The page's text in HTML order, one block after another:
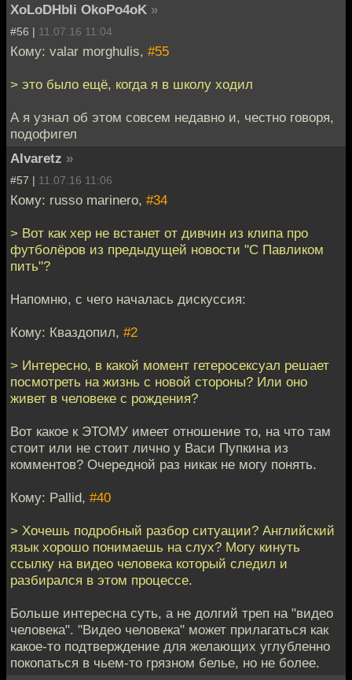
XoLoDHbIi OkoPo4oK »
#56 | 11.07.16 11:04
Кому: valar morghulis, #55
> это было ещё, когда я в школу ходил
А я узнал об этом совсем недавно и, честно говоря,
подофигел
Alvaretz »
#57 | 11.07.16 11:06
Кому: russo marinero, #34
> Вот как хер не встанет от дивчин из клипа про
футболёров из предыдущей новости "С Павликом
пить"?
Напомню, с чего началась дискуссия:
Кому: Кваздопил, #2
> Интересно, в какой момент гетеросексуал решает
посмотреть на жизнь с новой стороны? Или оно
живет в человеке с рождения?
Вот какое к ЭТОМУ имеет отношение то, на что там
стоит или не стоит лично у Васи Пупкина из
комментов? Очередной раз никак не могу понять.
Кому: Pallid, #40
> Хочешь подробный разбор ситуации? Английский
язык хорошо понимаешь на слух? Могу кинуть
ссылку на видео человека который следил и
разбирался в этом процессе.
Больше интересна суть, а не долгий треп на "видео
человека". "Видео человека" может прилагаться как
какое-то подтверждение для желающих углубленно
покопаться в чьем-то грязном белье, но не более.